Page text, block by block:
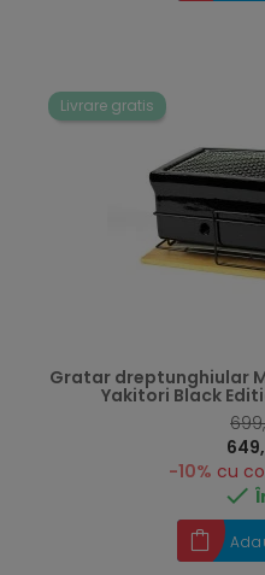
Livrare gratis
Gratar dreptunghiular
Yakitori Black
-10% cu
